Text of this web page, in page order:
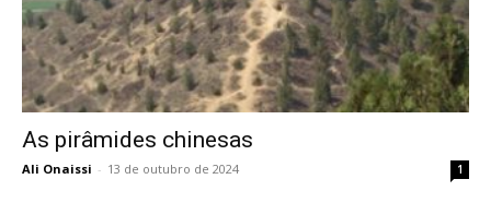
As pirâmides chinesas
Ali Onaissi - 13 de outubro de 2024 1